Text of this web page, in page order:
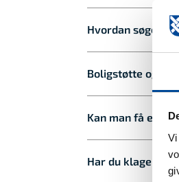
Hvordan søger
Boligstøtte og
Kan man få en
Har du klager til